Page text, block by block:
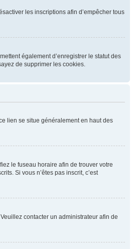
les inscriptions afin d’empêcher tous
également d’enregistrer le statut des
de supprimer les cookies.
lien se situe généralement en haut des
le fuseau horaire afin de trouver votre
Si vous n’êtes pas inscrit, c’est
contacter un administrateur afin de